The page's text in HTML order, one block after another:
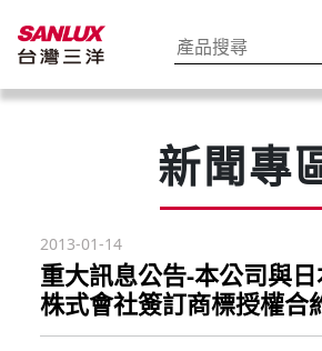
新聞專
2013-01-14
重大訊息公告-本公司與
株式會社簽訂商標授權合